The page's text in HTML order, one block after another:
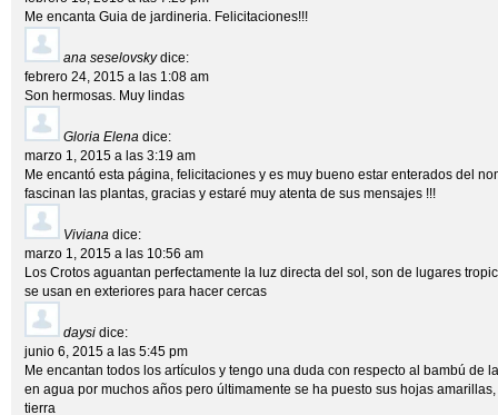
Me encanta Guia de jardineria. Felicitaciones!!!
ana seselovsky dice:
febrero 24, 2015 a las 1:08 am
Son hermosas. Muy lindas
Gloria Elena dice:
marzo 1, 2015 a las 3:19 am
Me encantó esta página, felicitaciones y es muy bueno estar enterados del
fascinan las plantas, gracias y estaré muy atenta de sus mensajes !!!
Viviana dice:
marzo 1, 2015 a las 10:56 am
Los Crotos aguantan perfectamente la luz directa del sol, son de lugares
se usan en exteriores para hacer cercas
daysi dice:
junio 6, 2015 a las 5:45 pm
Me encantan todos los artículos y tengo una duda con respecto al bambú de
en agua por muchos años pero últimamente se ha puesto sus hojas
tierra